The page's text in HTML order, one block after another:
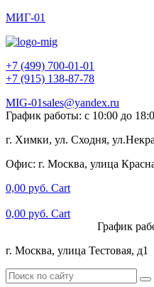
МИГ-01
+7 (499) 700-01-01
+7 (915) 138-87-78
MIG-01sales@yandex.ru
График работы: с 10:00 до
г. Химки, ул. Сходня,
Офис: г. Москва, улица
0,00 руб. Cart
0,00 руб. Cart
График
г. Москва, улица Тестовая, д1